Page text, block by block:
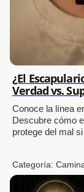
¿El
Verdad vs.
Conoce la línea
Descubre cómo
protege del mal
Categoría: